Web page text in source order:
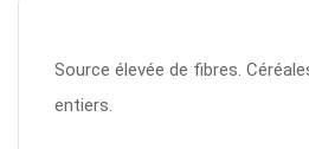
Source élevée de fibres.
entiers.